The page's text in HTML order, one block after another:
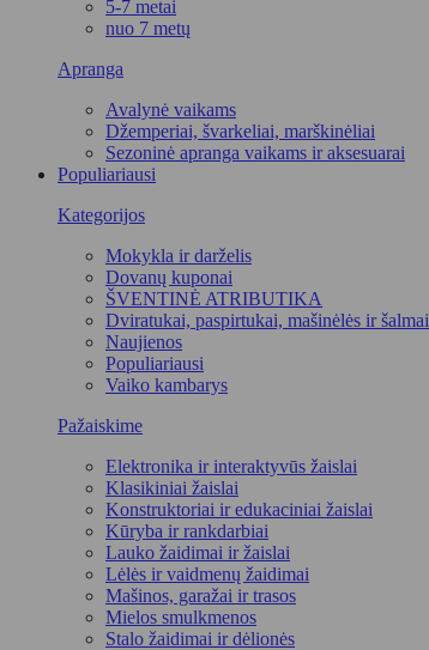
5-7 metai
nuo 7 metų
Apranga
Avalynė vaikams
Džemperiai, švarkeliai, marškinėliai
Sezoninė apranga vaikams ir aksesuarai
Populiariausi
Kategorijos
Mokykla ir darželis
Dovanų kuponai
ŠVENTINĖ ATRIBUTIKA
Dviratukai, paspirtukai, mašinėlės ir šalmai
Naujienos
Populiariausi
Vaiko kambarys
Pažaiskime
Elektronika ir interaktyvūs žaislai
Klasikiniai žaislai
Konstruktoriai ir edukaciniai žaislai
Kūryba ir rankdarbiai
Lauko žaidimai ir žaislai
Lėlės ir vaidmenų žaidimai
Mašinos, garažai ir trasos
Mielos smulkmenos
Stalo žaidimai ir dėlionės